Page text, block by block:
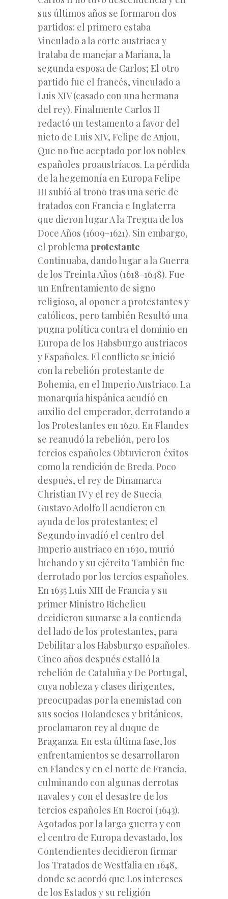
sus últimos años se formaron dos
partidos: el primero estaba
Vinculado a la corte austriaca y
trataba de manejar a Mariana, la
segunda esposa de Carlos; El otro
partido fue el francés, vinculado a
Luis XIV (casado con una hermana
del rey). Finalmente Carlos II
redactó un testamento a favor del
nieto de Luis XIV, Felipe de Anjou,
Que no fue aceptado por los nobles
españoles proaustríacos. La pérdida
de la hegemonía en Europa Felipe
III subíó al trono tras una serie de
tratados con Francia e Inglaterra
que dieron lugar A la Tregua de los
Doce Años (1609-1621). Sin embargo,
el problema protestante
Continuaba, dando lugar a la Guerra
de los Treinta Años (1618-1648). Fue
un Enfrentamiento de signo
religioso, al oponer a protestantes y
católicos, pero también Resultó una
pugna política contra el dominio en
Europa de los Habsburgo austriacos
y Españoles. El conflicto se inició
con la rebelión protestante de
Bohemia, en el Imperio Austriaco. La
monarquía hispánica acudíó en
auxilio del emperador, derrotando a
los Protestantes en 1620. En Flandes
se reanudó la rebelión, pero los
tercios españoles Obtuvieron éxitos
como la rendición de Breda. Poco
después, el rey de Dinamarca
Christian IV y el rey de Suecia
Gustavo Adolfo ll acudieron en
ayuda de los protestantes; el
Segundo invadíó el centro del
Imperio austriaco en 1630, murió
luchando y su ejército También fue
derrotado por los tercios españoles.
En 1635 Luis XIII de Francia y su
primer Ministro Richelieu
decidieron sumarse a la contienda
del lado de los protestantes, para
Debilitar a los Habsburgo españoles.
Cinco años después estalló la
rebelión de Cataluña y De Portugal,
cuya nobleza y clases dirigentes,
preocupadas por la enemistad con
sus socios Holandeses y británicos,
proclamaron rey al duque de
Braganza. En esta última fase, los
enfrentamientos se desarrollaron
en Flandes y en el norte de Francia,
culminando con algunas derrotas
navales y con el desastre de los
tercios españoles En Rocroi (1643).
Agotados por la larga guerra y con
el centro de Europa devastado, los
Contendientes decidieron firmar
los Tratados de Westfalia en 1648,
donde se acordó que Los intereses
de los Estados y su religión